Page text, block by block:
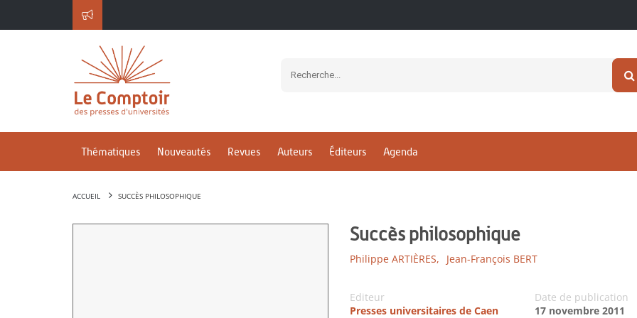
Thématiques Nouveautés Revues Auteurs Éditeurs Agenda
ACCUEIL SUCCÈS PHILOSOPHIQUE
Succès philosophique
Philippe ARTIÈRES, Jean-François BERT
Editeur
Presses universitaires de Caen
Date de publication
17 novembre 2011